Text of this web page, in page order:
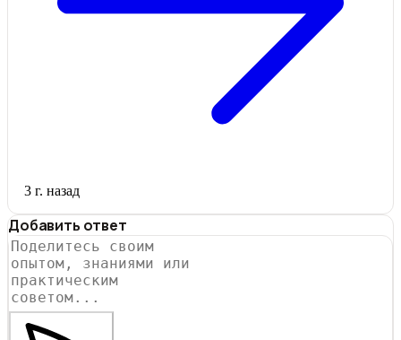
3 г. назад
Добавить ответ